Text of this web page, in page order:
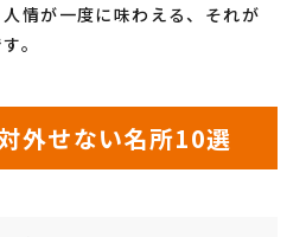
情が一度に味わえる、それが
。
外せない名所10選